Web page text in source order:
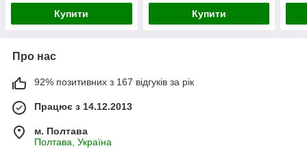
Купити Купити
Про нас
92% позитивних з 167 відгуків за рік
Працює з 14.12.2013
м. Полтава
Полтава, Україна